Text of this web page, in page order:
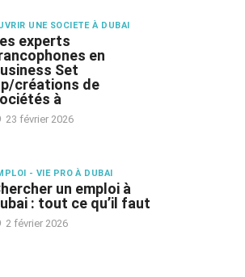
UNE SOCIETE À DUBAI
experts
en
Set
créations de
à
23 février 2026
- VIE PRO À DUBAI
un emploi à
: tout ce qu’il faut
2 février 2026